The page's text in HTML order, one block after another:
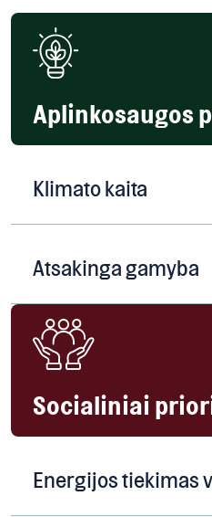
Aplinkosaugos
Klimato kaita
Atsakinga gamyba
Socialiniai
Energijos tiekimas